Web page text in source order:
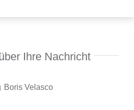
Investments
Ihre Nachricht
Boris Velasco